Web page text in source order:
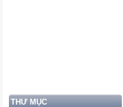
THƯ MỤC